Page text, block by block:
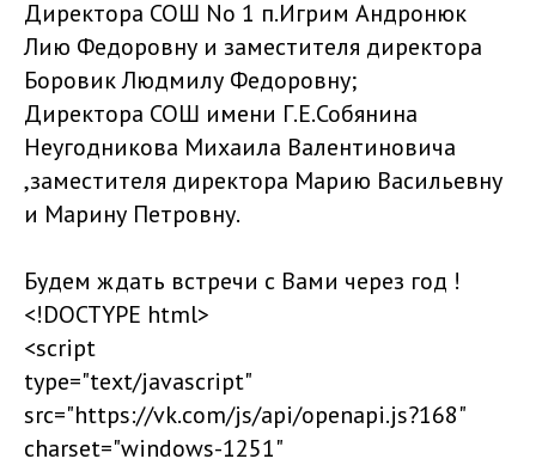
Директора СОШ No 1 п.Игрим Андронюк
Лию Федоровну и заместителя директора
Боровик Людмилу Федоровну;
Директора СОШ имени Г.Е.Собянина
Неугодникова Михаила Валентиновича
,заместителя директора Марию Васильевну
и Марину Петровну.
Будем ждать встречи с Вами через год !
<!DOCTYPE html>
<script
type="text/javascript"
src="https://vk.com/js/api/openapi.js?168"
charset="windows-1251"